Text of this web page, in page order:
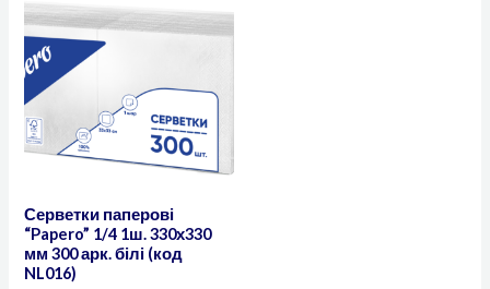
Серветки паперові
“Papero” 1/4 1ш. 330х330
мм 300 арк. білі (код
NL016)